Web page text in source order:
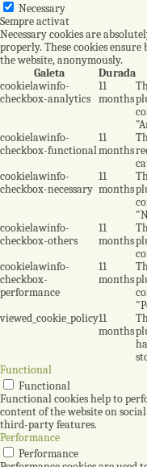
Necessary
Sempre activat
Necessary cookies are
properly. These cookies
the website, anonymously.
Galeta
Durada
cookielawinfo-
checkbox-analytics
11
months
cookielawinfo-
checkbox-functional
11
months
cookielawinfo-
checkbox-necessary
11
months
cookielawinfo-
checkbox-others
11
months
cookielawinfo-
checkbox-
performance
11
months
viewed_cookie_policy11
months
Functional
Functional
Functional cookies help to
content of the website on
third-party features.
Performance
Performance